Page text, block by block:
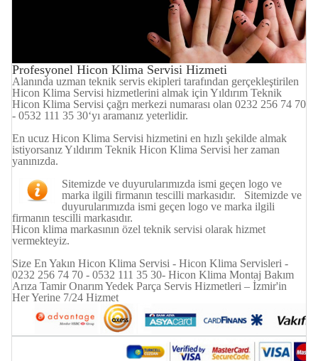
Profesyonel Hicon Klima Servisi Hizmeti
Alanında uzman teknik servis ekipleri tarafından gerçekleştirilen
Hicon Klima Servisi hizmetlerini almak için Yıldırım Teknik
Hicon Klima Servisi çağrı merkezi numarası olan 0232 256 74 70
- 0532 111 35 30‘yı aramanız yeterlidir.
En ucuz Hicon Klima Servisi hizmetini en hızlı şekilde almak
istiyorsanız Yıldırım Teknik Hicon Klima Servisi her zaman
yanınızda.
Sitemizde ve duyurularımızda ismi geçen logo ve
marka ilgili firmanın tescilli markasıdır. Sitemizde ve
duyurularımızda ismi geçen logo ve marka ilgili
firmanın tescilli markasıdır.
Hicon klima markasının özel teknik servisi olarak hizmet
vermekteyiz.
Size En Yakın Hicon Klima Servisi - Hicon Klima Servisleri -
0232 256 74 70 - 0532 111 35 30- Hicon Klima Montaj Bakım
Arıza Tamir Onarım Yedek Parça Servis Hizmetleri – İzmir'in
Her Yerine 7/24 Hizmet